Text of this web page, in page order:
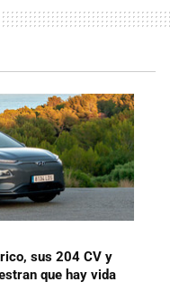
sus 204 CV y
que hay vida